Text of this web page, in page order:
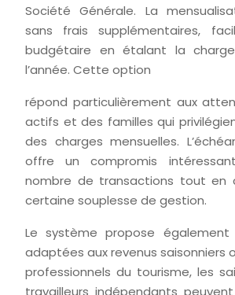
Société Générale. La
sans frais supplémentaires,
budgétaire en étalant la
l’année. Cette option
répond particulièrement aux
actifs et des familles qui
des charges mensuelles.
offre un compromis
nombre de transactions tout en
certaine souplesse de gestion.
Le système propose
adaptées aux revenus saisonniers
professionnels du tourisme, les
travailleurs indépendants